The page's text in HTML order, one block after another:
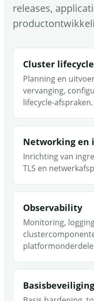
releases,
Cluster lifecycle
Planning en
vervanging,
lifecycle-afspraken.
Networking en
Inrichting van
TLS en
Observability
Monitoring,
Basisbeveiliging